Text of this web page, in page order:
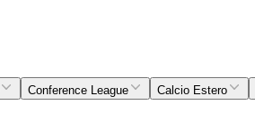
Conference League Calcio Estero